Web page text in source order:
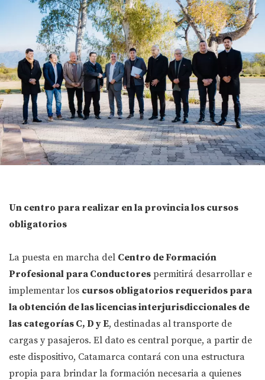
Un centro para realizar en la provincia los cursos
obligatorios
La puesta en marcha del Centro de Formación
Profesional para Conductores permitirá desarrollar e
implementar los cursos obligatorios requeridos para
la obtención de las licencias interjurisdiccionales de
las categorías C, D y E, destinadas al transporte de
cargas y pasajeros. El dato es central porque, a partir de
este dispositivo, Catamarca contará con una estructura
propia para brindar la formación necesaria a quienes